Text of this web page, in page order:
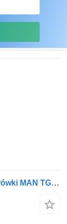
MAN KOMPLETNY ZDERZAK do ciężarówki MAN TGX (2017-) EURO6